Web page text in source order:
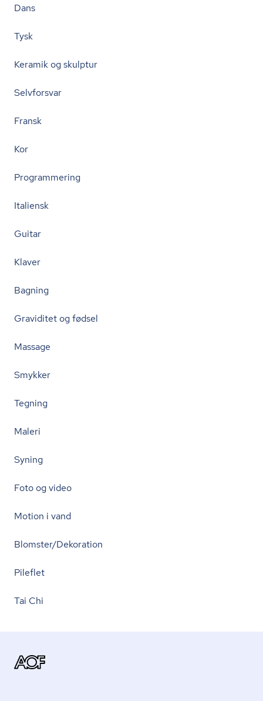
Dans
Tysk
Keramik og skulptur
Selvforsvar
Fransk
Kor
Programmering
Italiensk
Guitar
Klaver
Bagning
Graviditet og fødsel
Massage
Smykker
Tegning
Maleri
Syning
Foto og video
Motion i vand
Blomster/Dekoration
Pileflet
Tai Chi